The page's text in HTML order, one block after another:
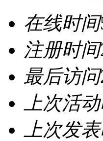
在线时间
注册时间
最后访问
上次活
上次发